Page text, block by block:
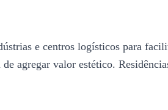
e centros logísticos para
agregar valor estético.